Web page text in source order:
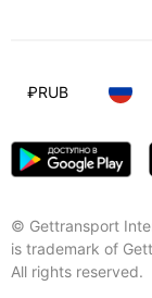
© Gettransport
is trademark of
All rights reserved.
₽RUB